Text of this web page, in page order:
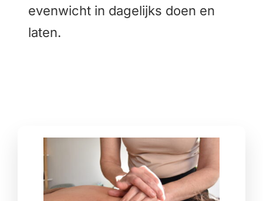
evenwicht in dagelijks doen en
laten.